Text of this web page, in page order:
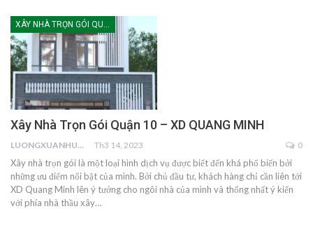
Xây Nhà Trọn Gói Quận 10 – XD QUANG MINH
LUONGXUANHUNG Th3 14, 2023 0
Xây nhà trọn gói là một loại hình dịch vụ được biết đến khá phổ biến bởi
những ưu điểm nổi bật của mình. Bởi chủ đầu tư, khách hàng chỉ cần liên tới
XD Quang Minh lên ý tưởng cho ngôi nhà của mình và thống nhất ý kiến
với phía nhà thầu xây…